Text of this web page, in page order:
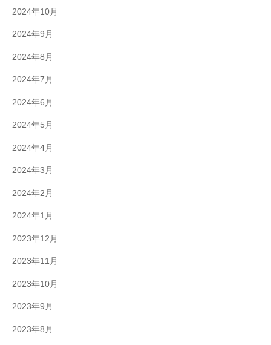
2024年10月
2024年9月
2024年8月
2024年7月
2024年6月
2024年5月
2024年4月
2024年3月
2024年2月
2024年1月
2023年12月
2023年11月
2023年10月
2023年9月
2023年8月